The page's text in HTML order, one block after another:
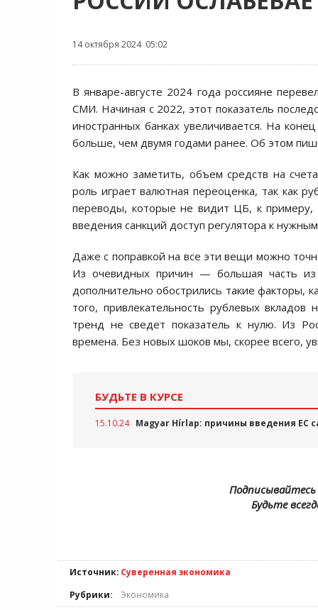
14 октября 2024 05:02
В январе-августе 2024 года россияне
СМИ. Начиная с 2022, этот показатель
иностранных банках увеличивается. На
больше, чем двумя годами ранее. Об этом
Как можно заметить, объем средств на
роль играет валютная переоценка, так как
переводы, которые не видит ЦБ, к примеру,
введения санкций доступ регулятора к
Даже с поправкой на все эти вещи можно
Из очевидных причин — большая часть из
дополнительно обострились такие факторы,
того, привлекательность рублевых
тренд не сведет показатель к нулю. Из
времена. Без новых шоков мы, скорее всего,
БУДЬТЕ В КУРСЕ
15.10.24 Magyar Hírlap: причины введения ЕС
Будьте
Источник: Суверенная экономика
Рубрики:
Экономика